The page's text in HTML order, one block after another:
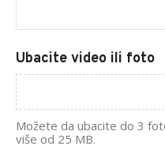
Ubacite video ili foto
Možete da ubacite do 3
više od 25 MB.